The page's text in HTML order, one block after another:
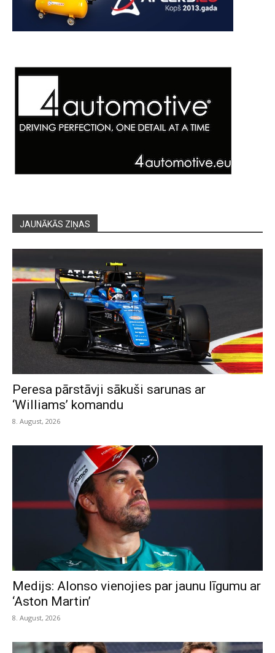
JAUNĀKĀS ZIŅAS
Peresa pārstāvji sākuši sarunas ar
‘Williams’ komandu
8. August, 2026
Medijs: Alonso vienojies par jaunu līgumu ar
‘Aston Martin’
8. August, 2026